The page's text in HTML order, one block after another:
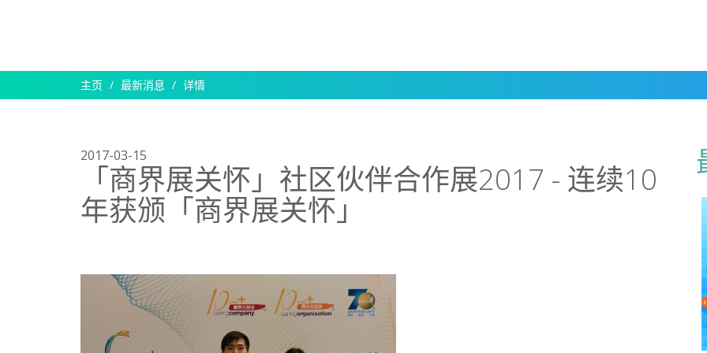
主页 最新消息 详情
2017-03-15
「商界展关怀」社区伙伴合作展2017 - 连续10
年获颁「商界展关怀」